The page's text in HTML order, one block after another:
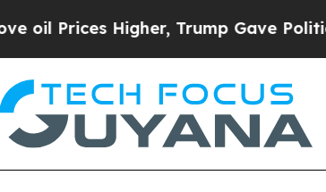
Higher, Trump Gave Politically